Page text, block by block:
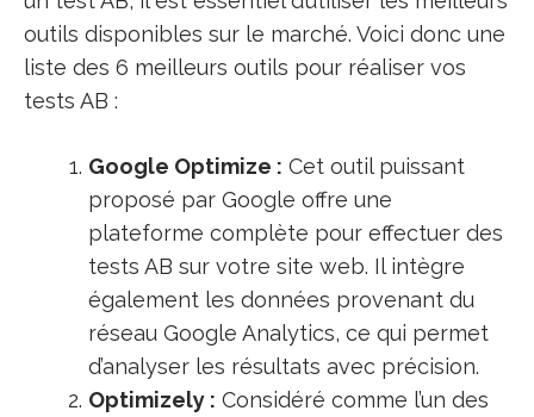
outils disponibles sur le marché. Voici donc une
liste des 6 meilleurs outils pour réaliser vos
tests AB :
Google Optimize : Cet outil puissant
proposé par Google offre une
plateforme complète pour effectuer des
tests AB sur votre site web. Il intègre
également les données provenant du
réseau Google Analytics, ce qui permet
d’analyser les résultats avec précision.
Optimizely : Considéré comme l’un des